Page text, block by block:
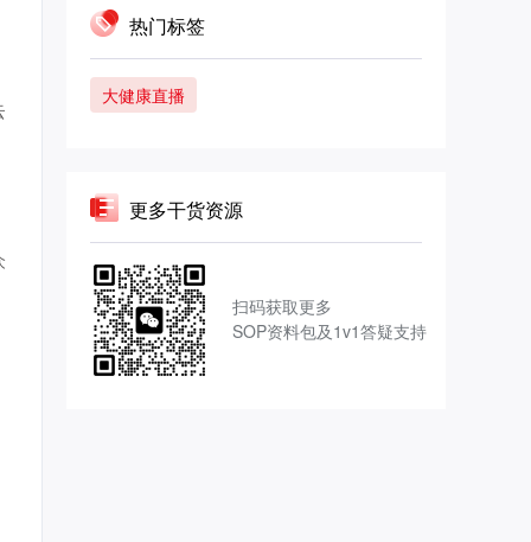
热门标签
大健康直播
更多干货资源
扫码获取更多
SOP资料包及1v1答疑支持